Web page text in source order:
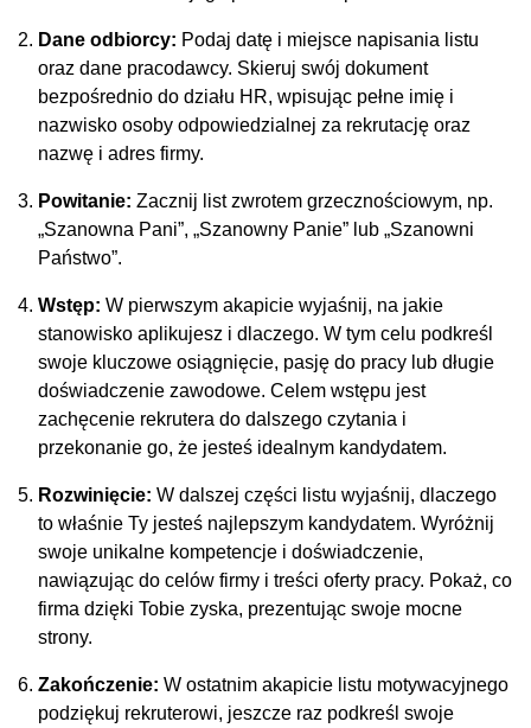
Dane odbiorcy: Podaj datę i miejsce napisania listu
oraz dane pracodawcy. Skieruj swój dokument
bezpośrednio do działu HR, wpisując pełne imię i
nazwisko osoby odpowiedzialnej za rekrutację oraz
nazwę i adres firmy.
Powitanie: Zacznij list zwrotem grzecznościowym, np.
„Szanowna Pani”, „Szanowny Panie” lub „Szanowni
Państwo”.
Wstęp: W pierwszym akapicie wyjaśnij, na jakie
stanowisko aplikujesz i dlaczego. W tym celu podkreśl
swoje kluczowe osiągnięcie, pasję do pracy lub długie
doświadczenie zawodowe. Celem wstępu jest
zachęcenie rekrutera do dalszego czytania i
przekonanie go, że jesteś idealnym kandydatem.
Rozwinięcie: W dalszej części listu wyjaśnij, dlaczego
to właśnie Ty jesteś najlepszym kandydatem. Wyróżnij
swoje unikalne kompetencje i doświadczenie,
nawiązując do celów firmy i treści oferty pracy. Pokaż, co
firma dzięki Tobie zyska, prezentując swoje mocne
strony.
Zakończenie: W ostatnim akapicie listu motywacyjnego
podziękuj rekruterowi, jeszcze raz podkreśl swoje